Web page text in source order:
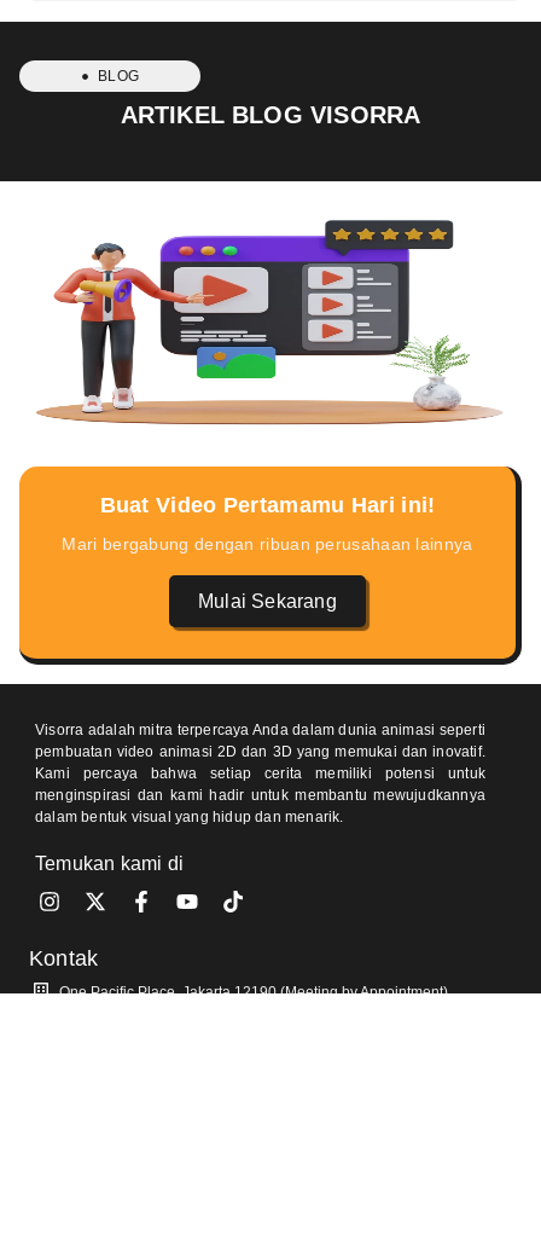
BLOG
ARTIKEL BLOG VISORRA
Buat Video Pertamamu Hari ini!
Mari bergabung dengan ribuan perusahaan lainnya
Mulai Sekarang
Visorra adalah mitra terpercaya Anda dalam dunia animasi seperti
pembuatan video animasi 2D dan 3D yang memukai dan inovatif.
Kami percaya bahwa setiap cerita memiliki potensi untuk
menginspirasi dan kami hadir untuk membantu mewujudkannya
dalam bentuk visual yang hidup dan menarik.
Temukan kami di
Kontak
One Pacific Place, Jakarta 12190 (Meeting by Appointment)